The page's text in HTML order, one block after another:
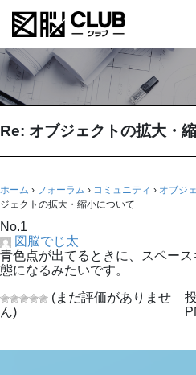
Re: オブジェクトの拡大・
ホーム › フォーラム › コミュニティ › オブジ
ジェクトの拡大・縮小について
No.1
図脳でじ太
青色点が出てるときに、スペー
態になるみたいです。
(まだ評価がありませ
ん)